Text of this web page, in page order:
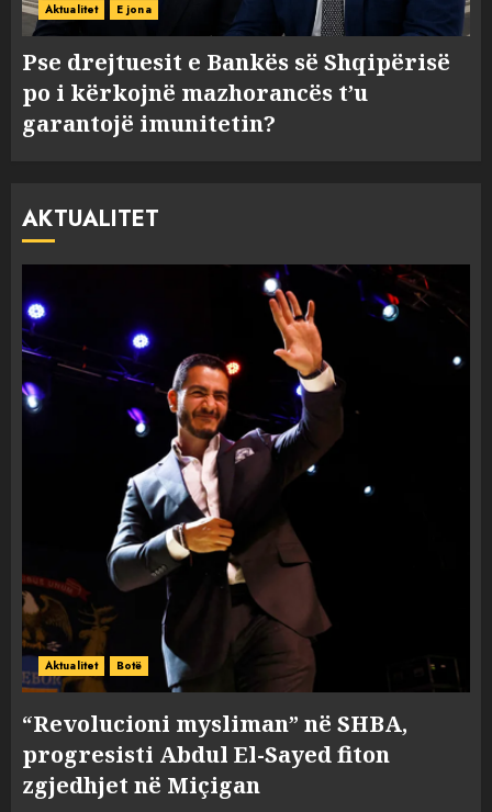
Aktualitet E jona
Pse drejtuesit e Bankës së Shqipërisë
po i kërkojnë mazhorancës t’u
garantojë imunitetin?
AKTUALITET
Aktualitet Botë
“Revolucioni mysliman” në SHBA,
progresisti Abdul El-Sayed fiton
zgjedhjet në Miçigan